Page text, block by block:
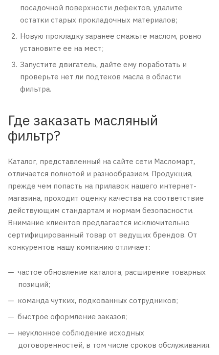
посадочной поверхности дефектов, удалите
остатки старых прокладочных материалов;
Новую прокладку заранее смажьте маслом, ровно
установите ее на мест;
Запустите двигатель, дайте ему поработать и
проверьте нет ли подтеков масла в области
фильтра.
Где заказать масляный
фильтр?
Каталог, представленный на сайте сети Масломарт,
отличается полнотой и разнообразием. Продукция,
прежде чем попасть на прилавок нашего интернет-
магазина, проходит оценку качества на соответствие
действующим стандартам и нормам безопасности.
Внимание клиентов предлагается исключительно
сертифицированный товар от ведущих брендов. От
конкурентов нашу компанию отличает:
частое обновление каталога, расширение товарных
позиций;
команда чутких, подкованных сотрудников;
быстрое оформление заказов;
неуклонное соблюдение исходных
договоренностей, в том числе сроков обслуживания.